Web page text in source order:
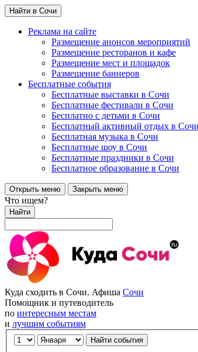
Найти в Сочи
Реклама на сайте
Размещение анонсов мероприятий
Размещение ресторанов и кафе
Размещение мест и площадок
Размещение баннеров
Бесплатные события
Бесплатные выставки в Сочи
Бесплатные фестивали в Сочи
Бесплатно с детьми в Сочи
Бесплатный активный отдых в Сочи
Бесплатная музыка в Сочи
Бесплатные шоу в Сочи
Бесплатные праздники в Сочи
Бесплатное образование в Сочи
Открыть меню Закрыть меню
Что ищем?
Найти
Куда сходить в Сочи. Афиша Сочи
Помощник и путеводитель
по интересным местам
и лучшим событиям